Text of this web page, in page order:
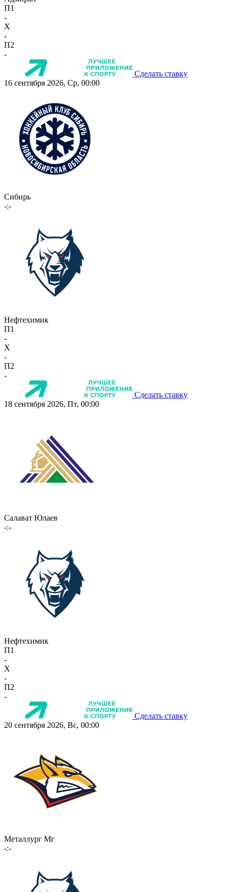
П1
-
X
-
П2
-
Сделать ставку
16 сентября 2026, Ср, 00:00
Сибирь
-:-
Нефтехимик
П1
-
X
-
П2
-
Сделать ставку
18 сентября 2026, Пт, 00:00
Салават Юлаев
-:-
Нефтехимик
П1
-
X
-
П2
-
Сделать ставку
20 сентября 2026, Вс, 00:00
Металлург Мг
-:-